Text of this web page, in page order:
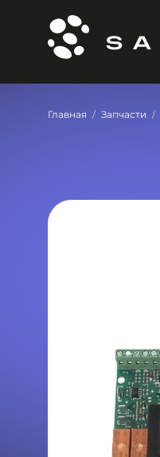
Главная Запчасти